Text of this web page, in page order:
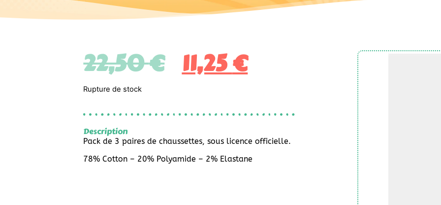
22,50€ 11,25€
Rupture de stock
Description
Pack de 3 paires de chaussettes, sous licence officielle.
78% Cotton – 20% Polyamide – 2% Elastane